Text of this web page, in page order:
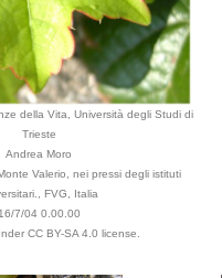
della Vita, Università degli Studi di
Trieste
Andrea Moro
Valerio, nei pressi degli istituti
FVG, Italia
16/7/04 0.00.00
CC BY-SA 4.0 license.